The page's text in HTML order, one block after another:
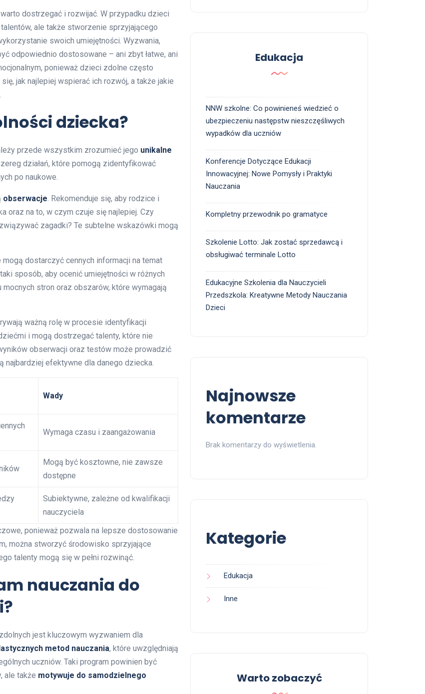
dostrzegać i rozwijać. W przypadku dzieci
ale także stworzenie sprzyjającego
swoich umiejętności. Wyzwania,
odpowiednio dostosowane – ani zbyt łatwe, ani
ponieważ dzieci zdolne często
jak najlepiej wspierać ich rozwój, a także jakie
dziecka?
przede wszystkim zrozumieć jego unikalne
działań, które pomogą zidentyfikować
po naukowe.
obserwacje . Rekomenduje się, aby rodzice i
oraz na to, w czym czuje się najlepiej. Czy
zagadki? Te subtelne wskazówki mogą
mogą dostarczyć cennych informacji na temat
sposób, aby ocenić umiejętności w różnych
stron oraz obszarów, które wymagają
ważną rolę w procesie identyfikacji
i mogą dostrzegać talenty, które nie
obserwacji oraz testów może prowadzić
najbardziej efektywne dla danego dziecka.
Wady
Wymaga czasu i zaangażowania
Mogą być kosztowne, nie zawsze
dostępne
Subiektywne, zależne od kwalifikacji
nauczyciela
ponieważ pozwala na lepsze dostosowanie
można stworzyć środowisko sprzyjające
talenty mogą się w pełni rozwinąć.
nauczania do
jest kluczowym wyzwaniem dla
metod nauczania, które uwzględniają
uczniów. Taki program powinien być
ale także motywuje do samodzielnego
Edukacja
NNW szkolne: Co powinieneś wiedzieć o
ubezpieczeniu następstw nieszczęśliwych
wypadków dla uczniów
Konferencje Dotyczące Edukacji
Innowacyjnej: Nowe Pomysły i Praktyki
Nauczania
Kompletny przewodnik po gramatyce
Szkolenie Lotto: Jak zostać sprzedawcą i
obsługiwać terminale Lotto
Edukacyjne Szkolenia dla Nauczycieli
Przedszkola: Kreatywne Metody Nauczania
Dzieci
Najnowsze
komentarze
Brak komentarzy do wyświetlenia.
Kategorie
Edukacja
Inne
Warto zobaczyć